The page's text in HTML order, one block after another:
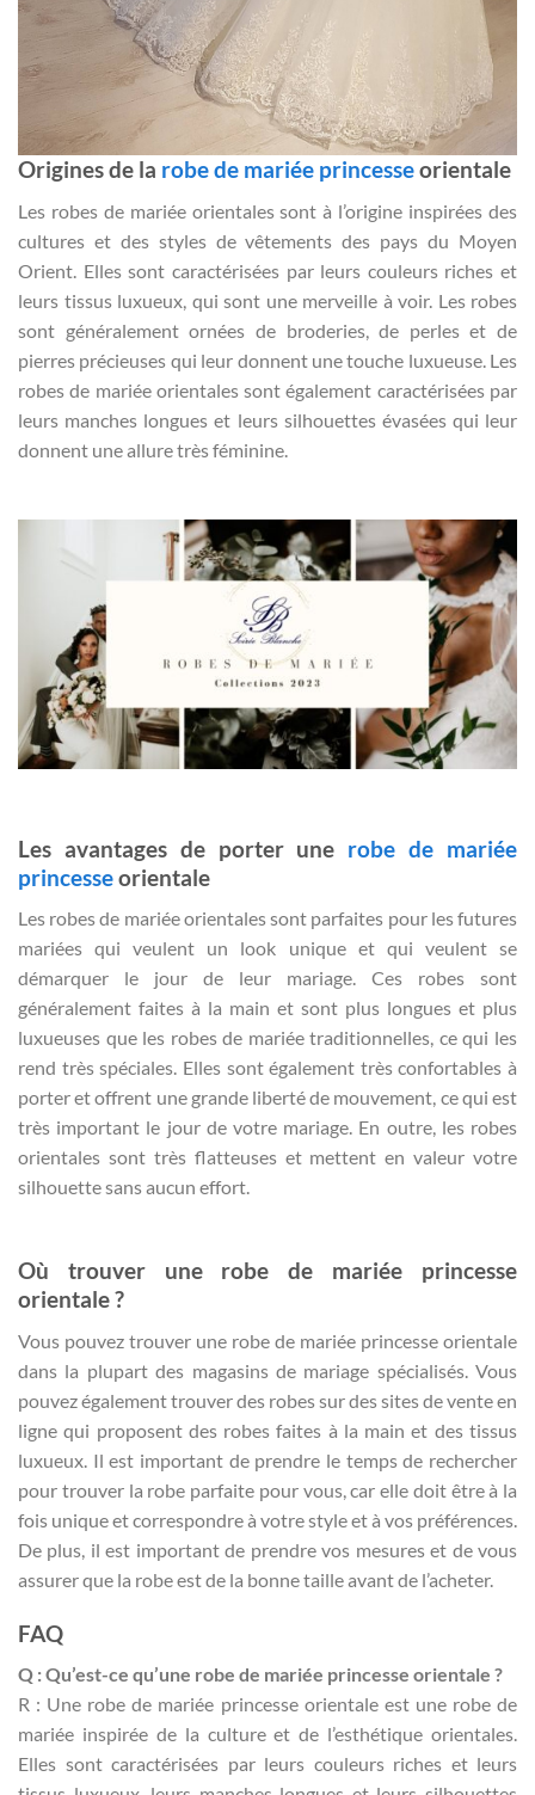
Origines de la robe de mariée princesseorientale
Les robes de mariée orientales sont à l’origine inspirées des
cultures et des styles de vêtements des pays du Moyen
Orient. Elles sont caractérisées par leurs couleurs riches et
leurs tissus luxueux, qui sont une merveille à voir. Les robes
sont généralement ornées de broderies, de perles et de
pierres précieuses qui leur donnent une touche luxueuse. Les
robes de mariée orientales sont également caractérisées par
leurs manches longues et leurs silhouettes évasées qui leur
donnent une allure très féminine.
Les avantages de porter une robe de mariée
princesseorientale
Les robes de mariée orientales sont parfaites pour les futures
mariées qui veulent un look unique et qui veulent se
démarquer le jour de leur mariage. Ces robes sont
généralement faites à la main et sont plus longues et plus
luxueuses que les robes de mariée traditionnelles, ce qui les
rend très spéciales. Elles sont également très confortables à
porter et offrent une grande liberté de mouvement, ce qui est
très important le jour de votre mariage. En outre, les robes
orientales sont très flatteuses et mettent en valeur votre
silhouette sans aucun effort.
Où trouver une robe de mariée princesse
orientale ?
Vous pouvez trouver une robe de mariée princesse orientale
dans la plupart des magasins de mariage spécialisés. Vous
pouvez également trouver des robes sur des sites de vente en
ligne qui proposent des robes faites à la main et des tissus
luxueux. Il est important de prendre le temps de rechercher
pour trouver la robe parfaite pour vous, car elle doit être à la
fois unique et correspondre à votre style et à vos préférences.
De plus, il est important de prendre vos mesures et de vous
assurer que la robe est de la bonne taille avant de l’acheter.
FAQ
Q : Qu’est-ce qu’une robe de mariée princesse orientale ?
R : Une robe de mariée princesse orientale est une robe de
mariée inspirée de la culture et de l’esthétique orientales.
Elles sont caractérisées par leurs couleurs riches et leurs